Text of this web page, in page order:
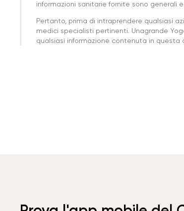
informazioni sanitarie fornite sono generali
Pertanto, prima di intraprendere qualsiasi
medici specialisti pertinenti. Unagrande
qualsiasi informazione contenuta in questa